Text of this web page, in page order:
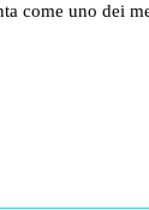
come uno dei